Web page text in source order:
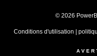
© 2026
Conditions d'utilisation